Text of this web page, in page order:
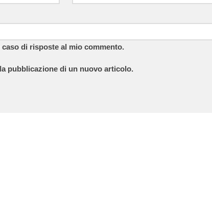
di risposte al mio commento.
pubblicazione di un nuovo articolo.